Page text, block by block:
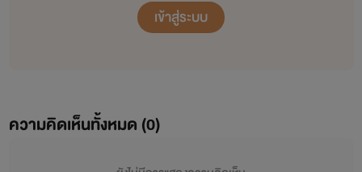
เข้าสู่ระบบ
ความคิดเห็นทั้งหมด (0)